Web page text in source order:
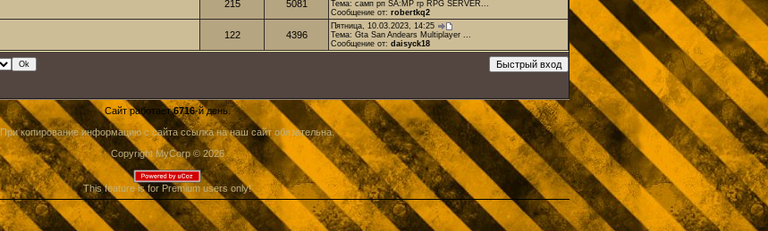
215 5081
Тема: самп рп SA:MP rp RPG SERVER...
Сообщение от: robertkq2
122 4396
Пятница, 10.03.2023, 14:25
Тема: Gta San Andears Multiplayer ...
Сообщение от: daisyck18
Сайт работает6716-й день.
При копирование информацию с сайта ссылка на наш сайт обязательна.
Copyright MyCorp © 2026
This feature is for Premium users only!